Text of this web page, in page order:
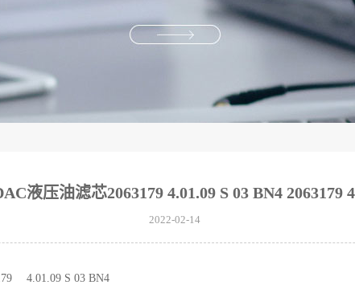
液压油滤芯2063179 4.01.09 S 03 BN4 2063179
2022-02-14
4.01.09 S 03 BN4